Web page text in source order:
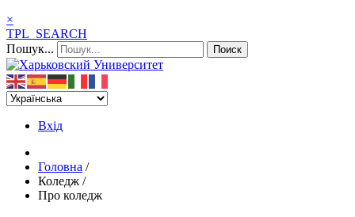
×
TPL_SEARCH
Пошук...
Поиск
Вхід
Головна /
Коледж /
Про коледж